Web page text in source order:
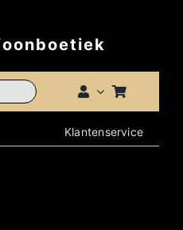
Klantenservice